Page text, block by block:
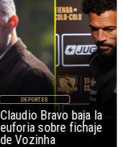
Claudio Bravo baja la
euforia sobre fichaje
de Vozinha
DEPORTES